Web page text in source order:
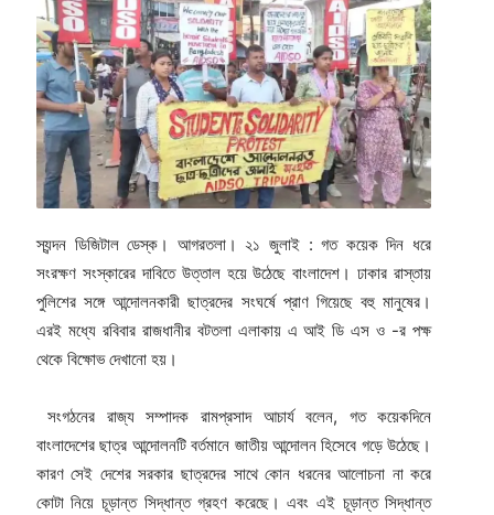
স্যন্দন ডিজিটাল ডেস্ক। আগরতলা। ২১ জুলাই : গত কয়েক দিন ধরে
সংরক্ষণ সংস্কারের দাবিতে উত্তাল হয়ে উঠেছে বাংলাদেশ। ঢাকার রাস্তায়
পুলিশের সঙ্গে আন্দোলনকারী ছাত্রদের সংঘর্ষে প্রাণ গিয়েছে বহু মানুষের।
এরই মধ্যে রবিবার রাজধানীর বটতলা এলাকায় এ আই ডি এস ও -র পক্ষ
থেকে বিক্ষোভ দেখানো হয়।
সংগঠনের রাজ্য সম্পাদক রামপ্রসাদ আচার্য বলেন, গত কয়েকদিনে
বাংলাদেশের ছাত্র আন্দোলনটি বর্তমানে জাতীয় আন্দোলন হিসেবে গড়ে উঠেছে।
কারণ সেই দেশের সরকার ছাত্রদের সাথে কোন ধরনের আলোচনা না করে
কোটা নিয়ে চূড়ান্ত সিদ্ধান্ত গ্রহণ করেছে। এবং এই চূড়ান্ত সিদ্ধান্ত